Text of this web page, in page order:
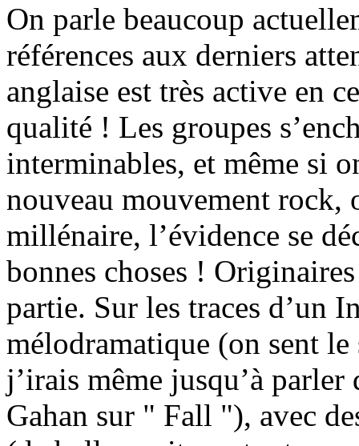
On parle beaucoup
références aux derniers
anglaise est très active en
qualité ! Les groupes
interminables, et même si
nouveau mouvement rock,
millénaire, l’évidence se
bonnes choses !
partie. Sur les traces d’un
mélodramatique (on sent
j’irais même jusqu’à
Gahan sur " Fall "), avec